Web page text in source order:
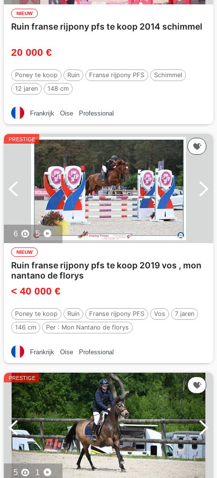
NIEUW
Ruin franse rijpony pfs te koop 2014 schimmel
20 000 €
Poney te koop Ruin Franse rijpony PFS
Schimmel
12 jaren
148 cm
Frankrijk Oise Professional
PRESTIGE
6 5
NIEUW
Ruin franse rijpony pfs te koop 2019 vos , mon
nantano de florys
< 40 000 €
Poney te koop Ruin Franse rijpony PFS Vos
7 jaren
146 cm
Per : Mon Nantano de florys
Frankrijk Oise Professional
PRESTIGE
5 1